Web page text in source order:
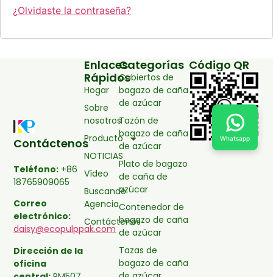
¿Olvidaste la contraseña?
Contáctenos
Teléfono: +86
18765909065
Correo
electrónico:
daisy@ecopulppak.com
Dirección de la
oficina
Enlaces
Rápidos
Hogar
Sobre
nosotros
Producto
NOTICIAS
Vídeo
Buscando
Agencia
Contáctenos
Categorías
Cubiertos de
bagazo de caña
de azúcar
Tazón de
bagazo de caña
de azúcar
Plato de bagazo
de caña de
azúcar
Contenedor de
bagazo de caña
de azúcar
Tazas de
bagazo de caña
Código QR
Whatsapp